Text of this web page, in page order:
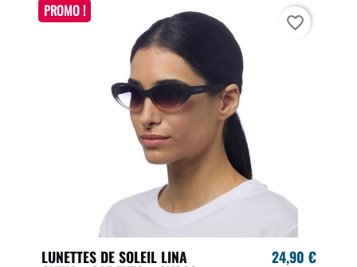
LUNETTES DE SOLEIL LINA 24,90 €
PROMO !
favorite_border